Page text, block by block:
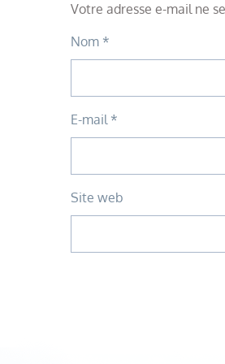
Votre adresse e-mail ne
Nom *
E-mail *
Site web